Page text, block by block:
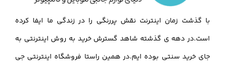
با گذشت زمان اینترنت نقش پررنگی را در زندگی ما ایفا کرده
است.در دهه ی گذشته شاهد گسترش خرید به روش اینترنتی به
جای خرید سنتی بوده ایم.در همین راستا فروشگاه اینترنتی جی